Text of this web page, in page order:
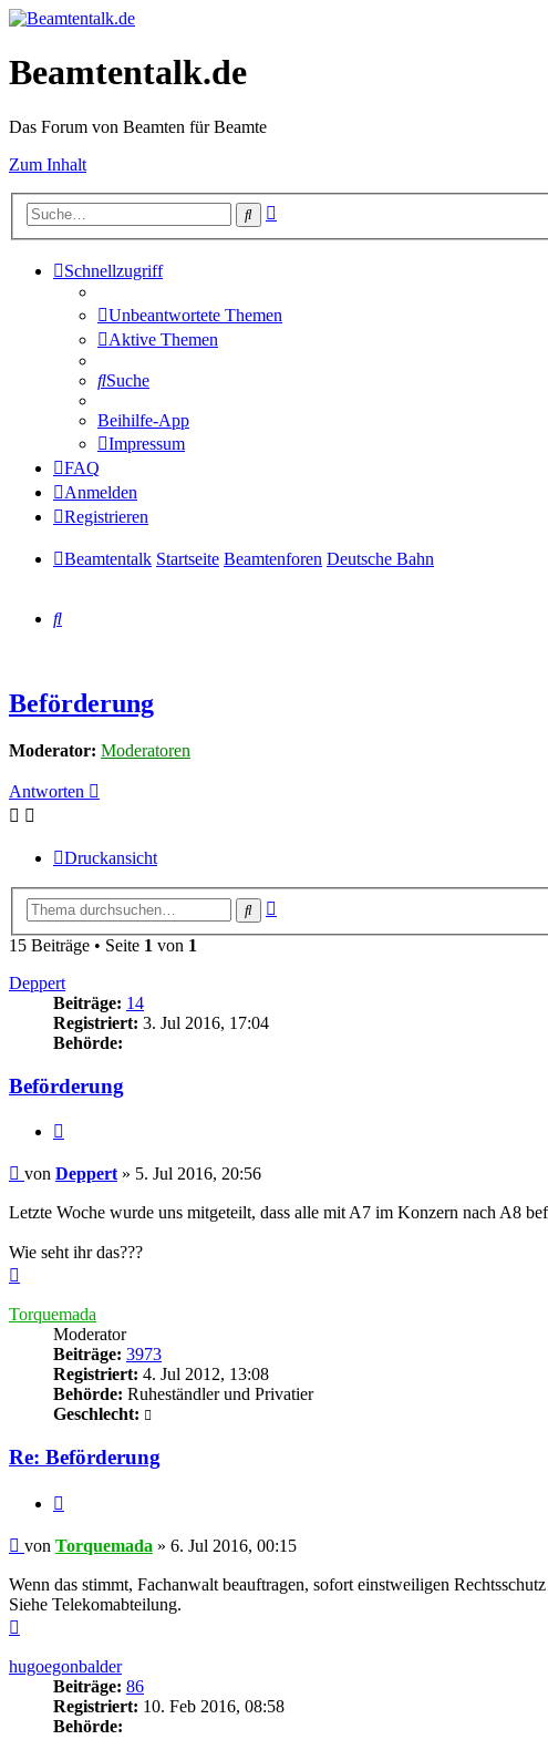
Beamtentalk.de
Das Forum von Beamten für Beamte
Zum Inhalt
Suche
Schnellzugriff
Unbeantwortete Themen
Aktive Themen
Suche
Beihilfe-App
Impressum
FAQ
Anmelden
Registrieren
Beamtentalk Startseite Beamtenforen Deutsche Bahn
Suche
Beförderung
Moderator: Moderatoren
Antworten
Druckansicht
Suche
15 Beiträge • Seite 1 von 1
Deppert
Beiträge: 14
Registriert: 3. Jul 2016, 17:04
Behörde:
Beförderung
Beitrag
von Deppert » 5. Jul 2016, 20:56
Letzte Woche wurde uns mitgeteilt, dass alle mit A7 im Konzern nach A8
Wie seht ihr das???
Torquemada
Moderator
Beiträge: 3973
Registriert: 4. Jul 2012, 13:08
Behörde: Ruheständler und Privatier
Geschlecht:
Re: Beförderung
Beitrag
von Torquemada » 6. Jul 2016, 00:15
Wenn das stimmt, Fachanwalt beauftragen, sofort einstweiligen
Siehe Telekomabteilung.
hugoegonbalder
Beiträge: 86
Registriert: 10. Feb 2016, 08:58
Behörde: